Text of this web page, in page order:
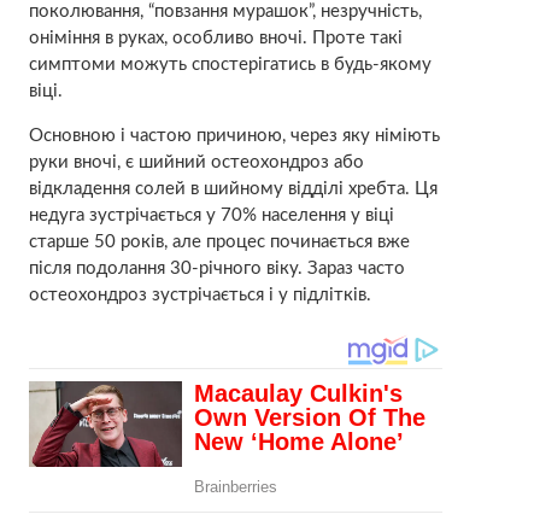
поколювання, “повзання мурашок”, незручність,
оніміння в руках, особливо вночі. Проте такі
симптоми можуть спостерігатись в будь-якому
віці.
Основною і частою причиною, через яку німіють
руки вночі, є шийний остеохондроз або
відкладення солей в шийному відділі хребта. Ця
недуга зустрічається у 70% населення у віці
старше 50 років, але процес починається вже
після подолання 30-річного віку. Зараз часто
остеохондроз зустрічається і у підлітків.